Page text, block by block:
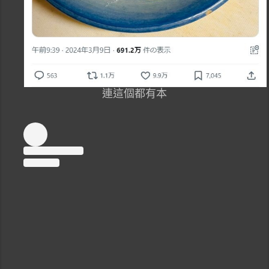
連這個都有本